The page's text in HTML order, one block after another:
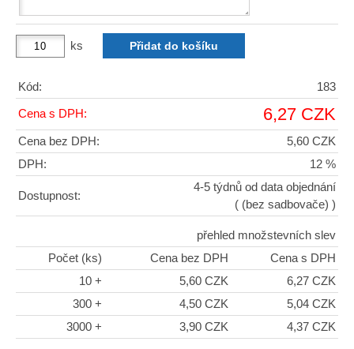
ks
Kód: 183
Cena s DPH: 6,27 CZK
Cena bez DPH:
5,60 CZK
DPH:
12 %
Dostupnost:
4-5 týdnů od data objednání
( (bez sadbovače) )
přehled množstevních slev
Počet (ks)
Cena bez DPH
Cena s DPH
10 +
5,60 CZK
6,27 CZK
300 +
4,50 CZK
5,04 CZK
3000 +
3,90 CZK 4,37 CZK